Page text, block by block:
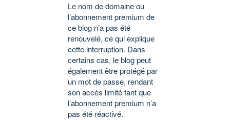
Le nom de domaine ou
l’abonnement premium de
ce blog n’a pas été
renouvelé, ce qui explique
cette interruption. Dans
certains cas, le blog peut
également être protégé par
un mot de passe, rendant
son accès limité tant que
l’abonnement premium n’a
pas été réactivé.